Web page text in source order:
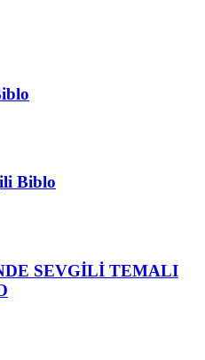
Biblo
SEVGİLİ TEMALI